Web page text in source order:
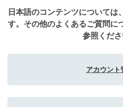
日本語のコンテンツについては
す。その他のよくあるご質問に
参照くださ
アカウント